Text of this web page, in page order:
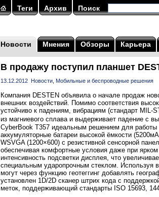
Теги Архив Поиск
Новости Мнения Обзоры Карьера
В продажу поступил планшет
13.12.2012 Новости Мобильные и беспроводные решения
Компания DESTEN объявила о начале продаж
внешних воздействий. Помимо соответствия
устойчиво к падениям, вибрациям (стандарт MIL-
из магниевого сплава и выдерживает падение с
CyberBook T357 идеальным решением для
аккумуляторные батареи высокой ёмкости
WSVGA (1200×600) с резистивной сенсорной
обеспечивая комфортные условия даже при
интенсивность подсветки дисплея, что
специальным ударопрочным стеклом. Используя
могут через функцию геотеггинг добавлять
установлен 1D/2D сканер штрих кода с
меток, поддерживающий стандарты ISO 15693,